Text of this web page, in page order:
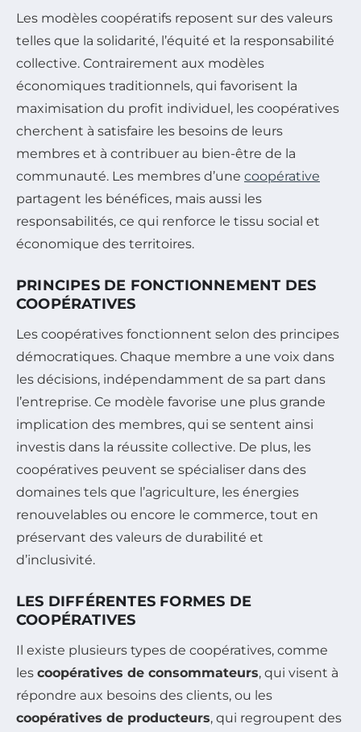
Les modèles coopératifs reposent sur des valeurs
telles que la solidarité, l’équité et la responsabilité
collective. Contrairement aux modèles
économiques traditionnels, qui favorisent la
maximisation du profit individuel, les coopératives
cherchent à satisfaire les besoins de leurs
membres et à contribuer au bien-être de la
communauté. Les membres d’une coopérative
partagent les bénéfices, mais aussi les
responsabilités, ce qui renforce le tissu social et
économique des territoires.
PRINCIPES DE FONCTIONNEMENT DES
COOPÉRATIVES
Les coopératives fonctionnent selon des principes
démocratiques. Chaque membre a une voix dans
les décisions, indépendamment de sa part dans
l’entreprise. Ce modèle favorise une plus grande
implication des membres, qui se sentent ainsi
investis dans la réussite collective. De plus, les
coopératives peuvent se spécialiser dans des
domaines tels que l’agriculture, les énergies
renouvelables ou encore le commerce, tout en
préservant des valeurs de durabilité et
d’inclusivité.
LES DIFFÉRENTES FORMES DE
COOPÉRATIVES
Il existe plusieurs types de coopératives, comme
les coopératives de consommateurs, qui visent à
répondre aux besoins des clients, ou les
coopératives de producteurs, qui regroupent des